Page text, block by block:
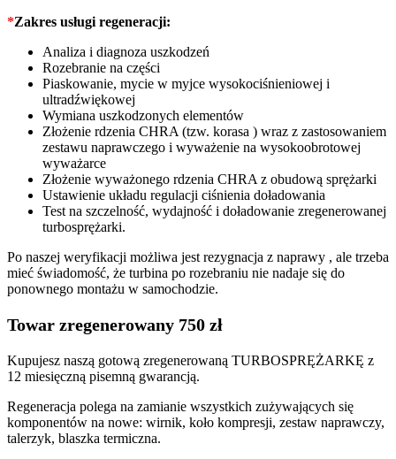
*Zakres usługi regeneracji:
Analiza i diagnoza uszkodzeń
Rozebranie na części
Piaskowanie, mycie w myjce wysokociśnieniowej i
ultradźwiękowej
Wymiana uszkodzonych elementów
Złożenie rdzenia CHRA (tzw. korasa ) wraz z zastosowaniem
zestawu naprawczego i wyważenie na wysokoobrotowej
wyważarce
Złożenie wyważonego rdzenia CHRA z obudową sprężarki
Ustawienie układu regulacji ciśnienia doładowania
Test na szczelność, wydajność i doładowanie zregenerowanej
turbosprężarki.
Po naszej weryfikacji możliwa jest rezygnacja z naprawy , ale trzeba
mieć świadomość, że turbina po rozebraniu nie nadaje się do
ponownego montażu w samochodzie.
Towar zregenerowany 750 zł
Kupujesz naszą gotową zregenerowaną TURBOSPRĘŻARKĘ z
12 miesięczną pisemną gwarancją.
Regeneracja polega na zamianie wszystkich zużywających się
komponentów na nowe: wirnik, koło kompresji, zestaw naprawczy,
talerzyk, blaszka termiczna.